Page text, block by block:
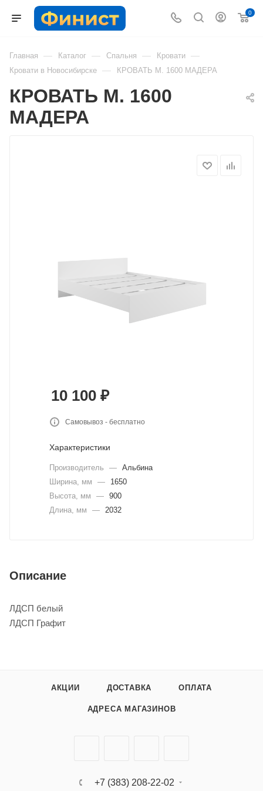
0
Главная — Каталог — Спальня — Кровати —
Кровати в Новосибирске — КРОВАТЬ М. 1600 МАДЕРА
КРОВАТЬ М. 1600
МАДЕРА
10 100 ₽
Самовывоз - бесплатно
Характеристики
Производитель — Альбина
Ширина, мм
—
1650
Высота, мм
— 900
Длина, мм
— 2032
Описание
ЛДСП белый
ЛДСП Графит
АКЦИИ ДОСТАВКА ОПЛАТА
АДРЕСА МАГАЗИНОВ
+7 (383) 208-22-02